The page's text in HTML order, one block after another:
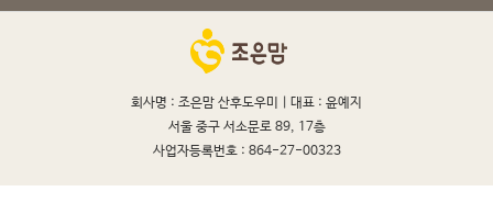
회사명 : 조은맘 산후도우미 | 대표 : 윤예지
서울 중구 서소문로 89, 17층
사업자등록번호 : 864-27-00323